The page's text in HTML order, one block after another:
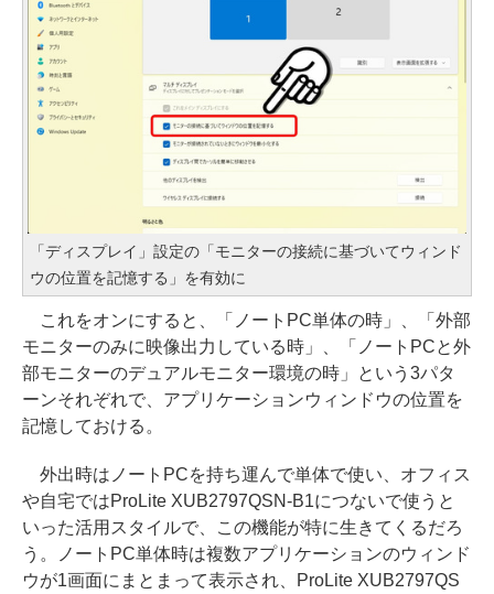
「ディスプレイ」設定の「モニターの接続に基づいてウィンド
ウの位置を記憶する」を有効に
これをオンにすると、「ノートPC単体の時」、「外部
モニターのみに映像出力している時」、「ノートPCと外
部モニターのデュアルモニター環境の時」という3パタ
ーンそれぞれで、アプリケーションウィンドウの位置を
記憶しておける。
外出時はノートPCを持ち運んで単体で使い、オフィス
や自宅ではProLite XUB2797QSN-B1につないで使うと
いった活用スタイルで、この機能が特に生きてくるだろ
う。ノートPC単体時は複数アプリケーションのウィンド
ウが1画面にまとまって表示され、ProLite XUB2797QS